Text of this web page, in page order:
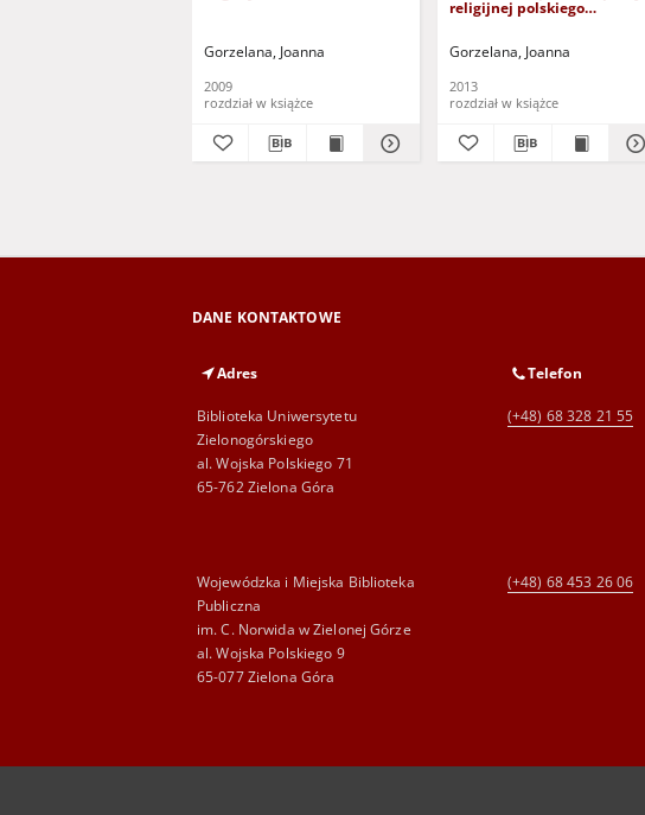
Gorzelana, Joanna
2009
rozdział w książce
religijnej polskiego
Gorzelana, Joanna
2013
rozdział w książce
DANE KONTAKTOWE
Adres
Biblioteka Uniwersytetu
Zielonogórskiego
al. Wojska Polskiego 71
65-762 Zielona Góra
Telefon
(+48) 68 328 21 55
Wojewódzka i Miejska Biblioteka
Publiczna
im. C. Norwida w Zielonej Górze
al. Wojska Polskiego 9
65-077 Zielona Góra
(+48) 68 453 26 06